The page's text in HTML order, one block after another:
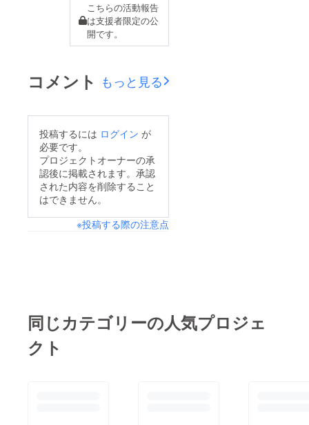
こちらの活動報告
は支援者限定の公
開です。
コメント もっと見る
投稿するには ログイン が
必要です。
プロジェクトオーナーの承
認後に掲載されます。承認
された内容を削除すること
はできません。
※投稿する際の注意点
同じカテゴリーの人気プロジェ
クト